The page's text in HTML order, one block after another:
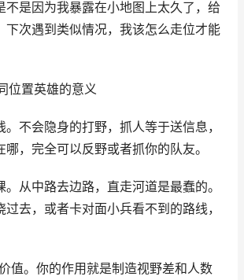
不是因为我暴露在小地图上太久了，给
下次遇到类似情况，我该怎么走位才能
位置英雄的意义
不会隐身的打野，抓人等于送信息，
，完全可以反野或者抓你的队友。
从中路去边路，直走河道是最蠢的。
去，或者卡对面小兵看不到的路线，
值。你的作用就是制造视野差和人数